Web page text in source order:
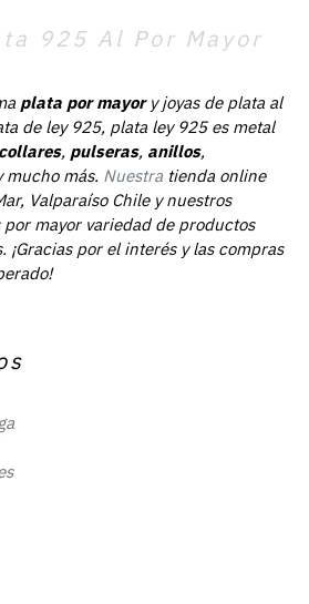
925 Al Por Mayor
plata por mayory joyas de plata al
de ley 925, plata ley 925 es metal
collares, pulseras, anillos,
mucho más. Nuestra tienda online
Valparaíso Chile y nuestros
mayor variedad de productos
¡Gracias por el interés y las compras